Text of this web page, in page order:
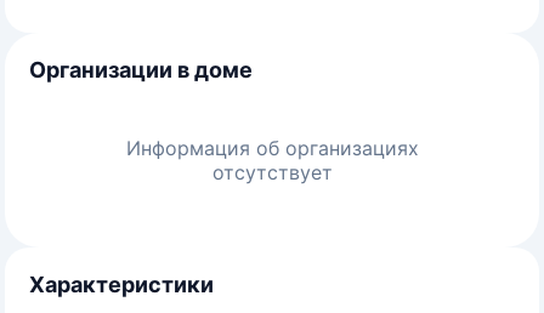
Организации в доме
Информация об организациях
отсутствует
Характеристики